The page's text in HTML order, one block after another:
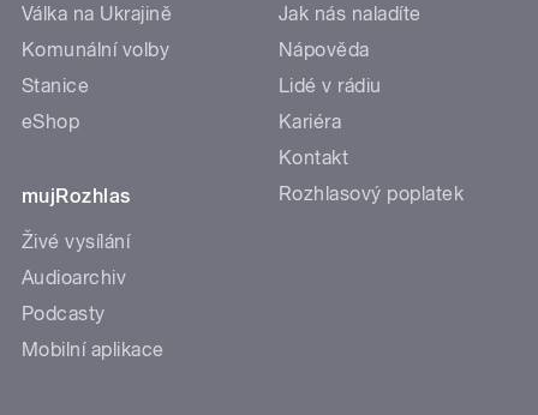
Válka na Ukrajině
Komunální volby
Stanice
eShop
mujRozhlas
Živé vysílání
Audioarchiv
Podcasty
Mobilní aplikace
Jak nás naladíte
Nápověda
Lidé v rádiu
Kariéra
Kontakt
Rozhlasový poplatek